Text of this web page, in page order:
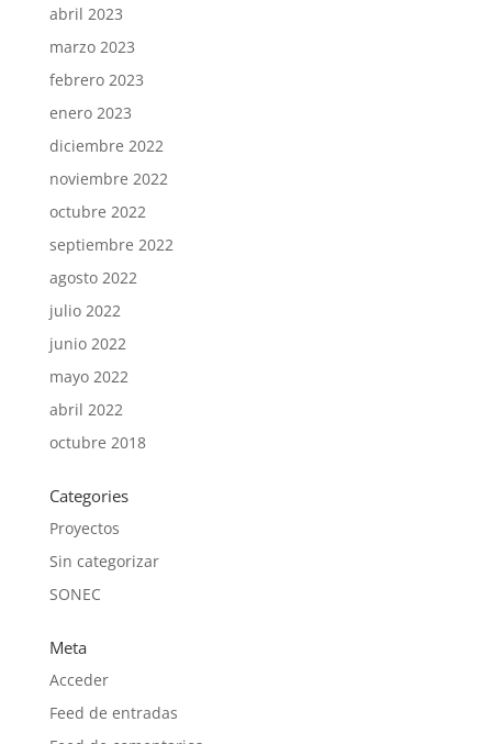
abril 2023
marzo 2023
febrero 2023
enero 2023
diciembre 2022
noviembre 2022
octubre 2022
septiembre 2022
agosto 2022
julio 2022
junio 2022
mayo 2022
abril 2022
octubre 2018
Categories
Proyectos
Sin categorizar
SONEC
Meta
Acceder
Feed de entradas